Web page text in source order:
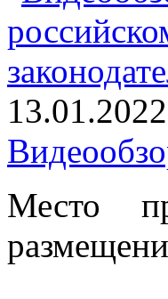
13.01.2022
Место